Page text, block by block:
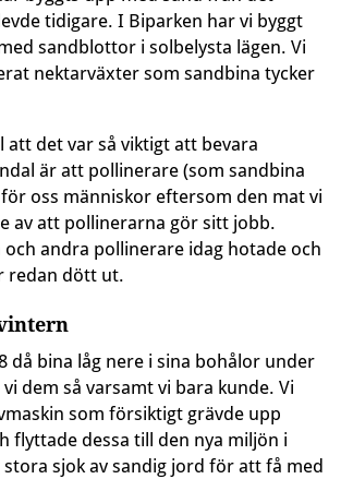
tidigare. I Biparken har vi byggt
sandblottor i solbelysta lägen. Vi
nektarväxter som sandbina tycker
att det var så viktigt att bevara
är att pollinerare (som sandbina
oss människor eftersom den mat vi
av att pollinerarna gör sitt jobb.
och andra pollinerare idag hotade och
redan dött ut.
då bina låg nere i sina bohålor under
dem så varsamt vi bara kunde. Vi
som försiktigt grävde upp
flyttade dessa till den nya miljön i
sjok av sandig jord för att få med